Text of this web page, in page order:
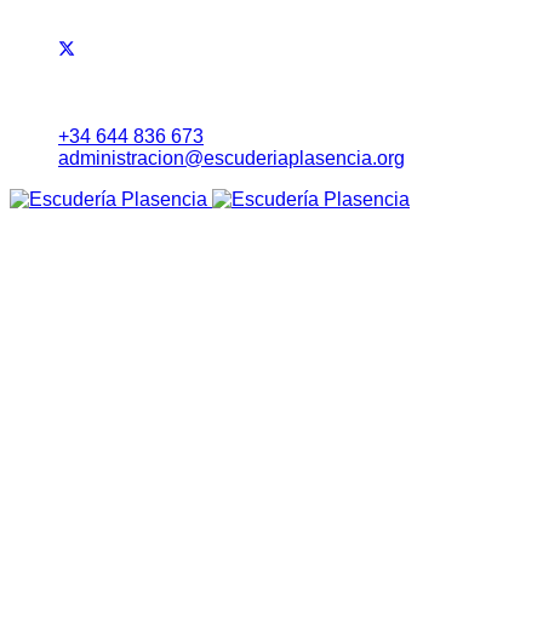
+34 644 836 673
administracion@escuderiaplasencia.org